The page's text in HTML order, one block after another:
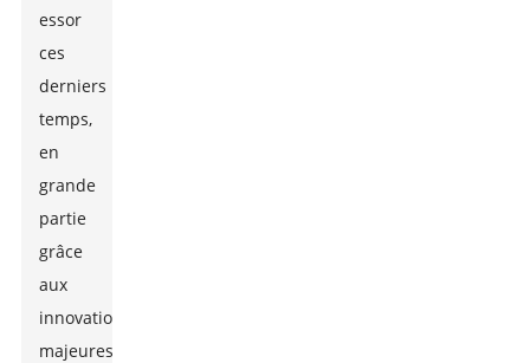
essor
ces
derniers
temps,
en
grande
partie
grâce
aux
innovations
majeures